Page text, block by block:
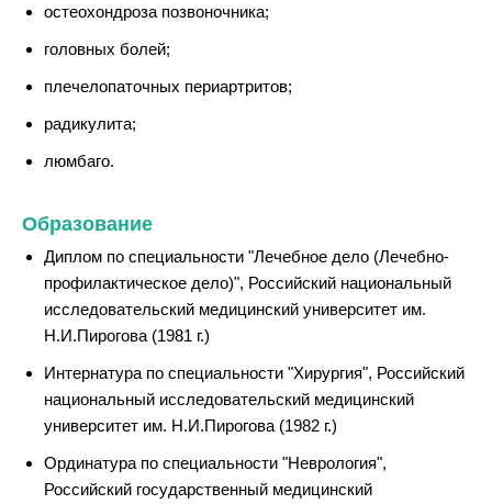
остеохондроза позвоночника;
головных болей;
плечелопаточных периартритов;
радикулита;
люмбаго.
Образование
Диплом по специальности "Лечебное дело (Лечебно-
профилактическое дело)", Российский национальный
исследовательский медицинский университет им.
Н.И.Пирогова (1981 г.)
Интернатура по специальности "Хирургия", Российский
национальный исследовательский медицинский
университет им. Н.И.Пирогова (1982 г.)
Ординатура по специальности "Неврология",
Российский государственный медицинский